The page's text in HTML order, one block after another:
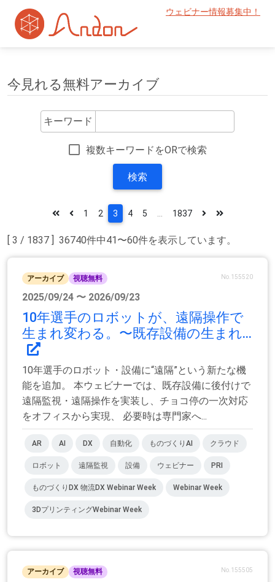
ウェビナー情報募集中！
今見れる無料アーカイブ
キーワード
複数キーワードをORで検索
検索
[ 3 / 1837 ] 36740件中41〜60件を表示しています。
1 2 3 4 5 1837
アーカイブ 視聴無料 No.155520
2025/09/24 〜 2026/09/23
10年選手のロボットが、遠隔操作で
生まれ変わる。〜既存設備の生まれ...
10年選手のロボット・設備に“遠隔”という新たな機
能を追加。 本ウェビナーでは、既存設備に後付けで
遠隔監視・遠隔操作を実装し、チョコ停の一次対応
をオフィスから実現、 必要時は専門家へ...
AR AI DX 自動化 ものづくりAI クラウド
ロボット 遠隔監視 設備 ウェビナー PRI
ものづくりDX 物流DX Webinar Week Webinar Week
3DプリンティングWebinar Week
アーカイブ 視聴無料 No.155505